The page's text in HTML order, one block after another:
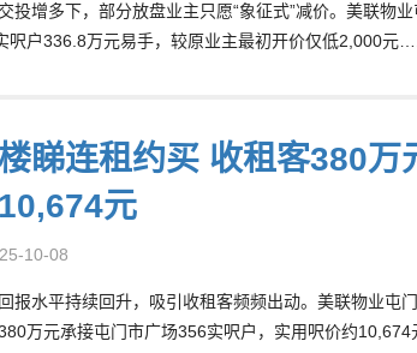
投增多下，部分放盘业主只愿“象征式”减价。美联物
呎户336.8万元易手，较原业主最初开价仅低2,000元…..
睇连租约买 收租客380
元
10-08
报水平持续回升，吸引收租客频频出动。美联物业屯
万元承接屯门市广场356实呎户，实用呎价约